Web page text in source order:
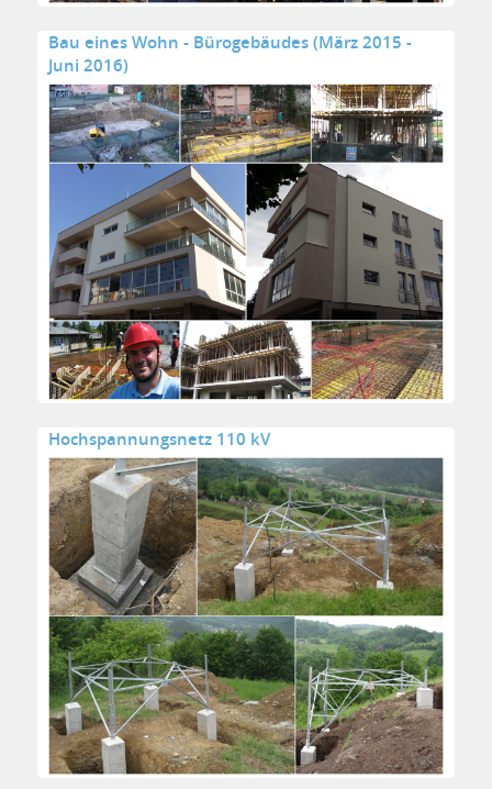
Bau eines Wohn - Bürogebäudes (März 2015 -
Juni 2016)
Hochspannungsnetz 110 kV